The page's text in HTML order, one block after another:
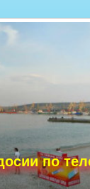
по
фото
фото